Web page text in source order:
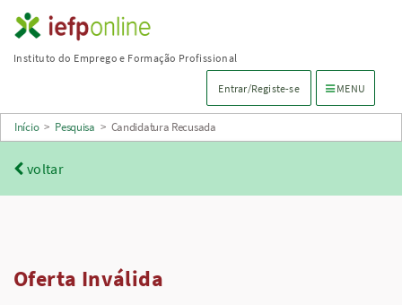
Saltar
para
principal
Instituto do Emprego e Formação Profissional
Entrar/Registe-se Menu de
MENU
Início > Pesquisa > Candidatura Recusada
voltar
Oferta Inválida